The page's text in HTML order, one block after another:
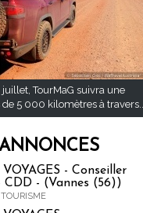
TourMaG suivra une
5 000 kilomètres à travers...
- Conseiller
CDD - (Vannes (56))